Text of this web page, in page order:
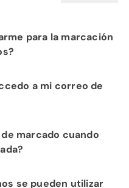
para la marcación
el hábito de
las llamadas
de teléfono
su información de
a mi correo de
Presione
También puede
marcado cuando
encendido un
se pueden utilizar